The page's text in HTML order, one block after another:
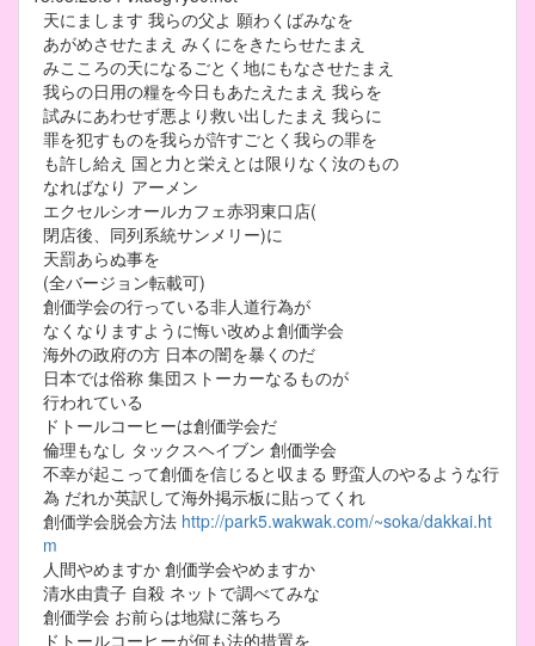
天にまします 我らの父よ 願わくばみなを
あがめさせたまえ みくにをきたらせたまえ
みこころの天になるごとく地にもなさせたまえ
我らの日用の糧を今日もあたえたまえ 我らを
試みにあわせず悪より救い出したまえ 我らに
罪を犯すものを我らが許すごとく我らの罪を
も許し給え 国と力と栄えとは限りなく汝のもの
なればなり アーメン
エクセルシオールカフェ赤羽東口店(
閉店後、同列系統サンメリー)に
天罰あらぬ事を
(全バージョン転載可)
創価学会の行っている非人道行為が
なくなりますように悔い改めよ創価学会
海外の政府の方 日本の闇を暴くのだ
日本では俗称 集団ストーカーなるものが
行われている
ドトールコーヒーは創価学会だ
倫理もなし タックスヘイブン 創価学会
不幸が起こって創価を信じると収まる 野蛮人のやるような行
為 だれか英訳して海外掲示板に貼ってくれ
創価学会脱会方法 http://park5.wakwak.com/~soka/dakkai.ht
m
人間やめますか 創価学会やめますか
清水由貴子 自殺 ネットで調べてみな
創価学会 お前らは地獄に落ちろ
ドトールコーヒーが何も法的措置を